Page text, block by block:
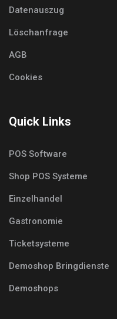
Datenauszug
Löschanfrage
AGB
Cookies
Quick Links
POS Software
Shop POS Systeme
Einzelhandel
Gastronomie
Ticketsysteme
Demoshop Bringdienste
Demoshops